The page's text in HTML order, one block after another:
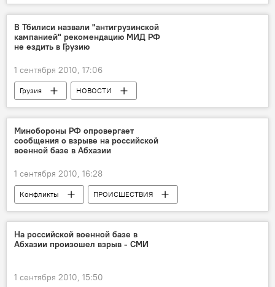
НОВОСТИ
В Тбилиси назвали "антигрузинской
кампанией" рекомендацию МИД РФ
не ездить в Грузию
1 сентября 2010, 17:06
Грузия НОВОСТИ
Минобороны РФ опровергает
сообщения о взрыве на российской
военной базе в Абхазии
1 сентября 2010, 16:28
Конфликты
ПРОИСШЕСТВИЯ
Россия
Грузия НОВОСТИ
На российской военной базе в
Абхазии произошел взрыв - СМИ
1 сентября 2010, 15:50